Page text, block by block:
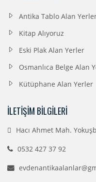
Antika Tablo Alan
Kitap Alıyoruz
Eski Plak Alan Yerler
Osmanlıca Belge Alan
Kütüphane Alan Yerler
İLETIŞIM BILGILERI
Hacı Ahmet Mah.
0532 427 37 92